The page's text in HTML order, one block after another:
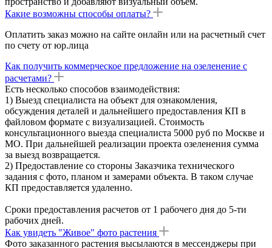
Какие возможны способы оплаты?
Оплатить заказ можно на сайте онлайн или на расчетный счет
по счету от юр.лица
Как получить коммерческое предложение на озеленение с
расчетами?
Есть несколько способов взаимодействия:
1) Выезд специалиста на объект для ознакомления,
обсуждения деталей и дальнейшего предоставления КП в
файловом формате с визуализацией. Стоимость
консультационного выезда специалиста 5000 руб по Москве и
МО. При дальнейшей реализации проекта озеленения сумма
за выезд возвращается.
2) Предоставление со стороны Заказчика технического
задания с фото, планом и замерами объекта. В таком случае
КП предоставляется удаленно.
Сроки предоставления расчетов от 1 рабочего дня до 5-ти
рабочих дней.
Как увидеть "Живое" фото растения
Фото заказанного растения высылаются в мессенджеры при